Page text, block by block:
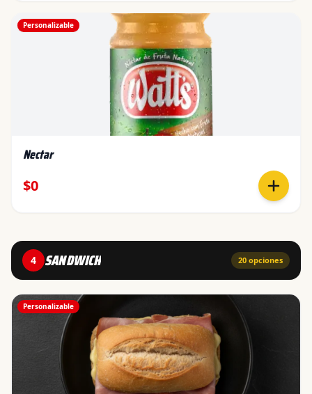
Personalizable
Nectar
$0
4 SANDWICH 20 opciones
Personalizable